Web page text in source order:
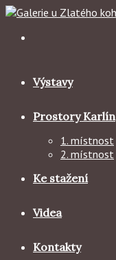
Skip
content
Výstavy
Prostory Karlín
1. místnost
2. místnost
Ke stažení
Videa
Kontakty